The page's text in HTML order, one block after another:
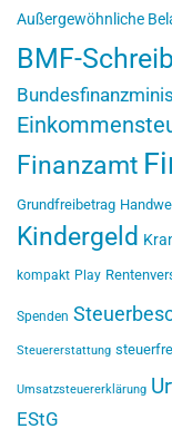
Außergewöhnliche
BMF-
Finanzamt
Grundfreibetrag
Kindergeld
kompakt Play
Spenden
Steuererstattung
Umsatzsteuererklärung
EStG